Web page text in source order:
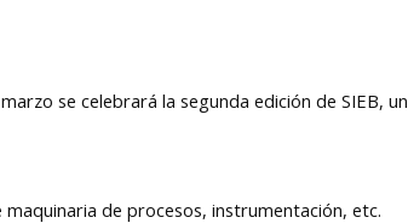
se celebrará la segunda edición de SIEB, un
de procesos, instrumentación, etc.